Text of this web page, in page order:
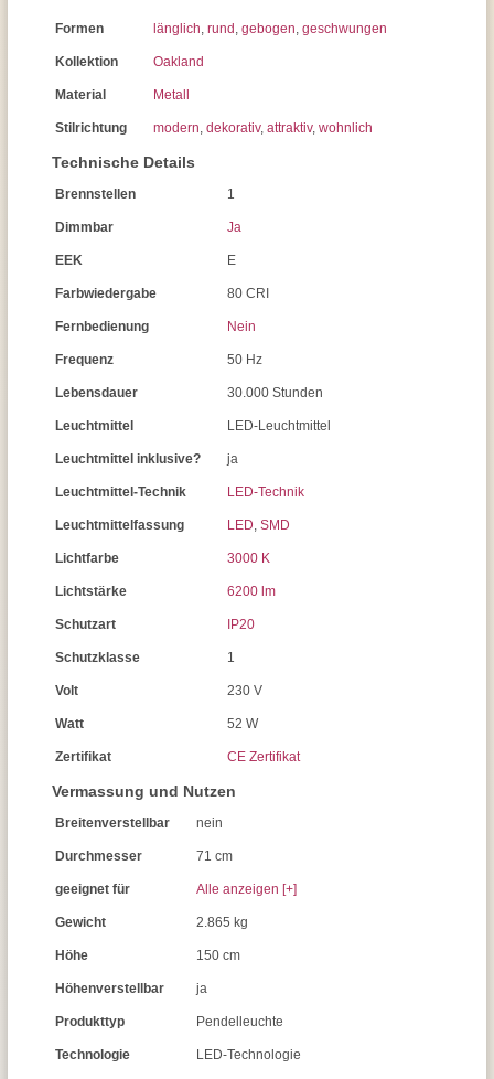
Formen länglich, rund , gebogen, geschwungen
Kollektion Oakland
Material Metall
Stilrichtung modern, dekorativ, attraktiv, wohnlich
Technische Details
Brennstellen 1
Dimmbar Ja
EEK E
Farbwiedergabe 80 CRI
Fernbedienung Nein
Frequenz 50 Hz
Lebensdauer 30.000 Stunden
Leuchtmittel LED-Leuchtmittel
Leuchtmittel inklusive? ja
Leuchtmittel-Technik LED-Technik
Leuchtmittelfassung LED, SMD
Lichtfarbe 3000 K
Lichtstärke 6200 lm
Schutzart IP20
Schutzklasse 1
Volt 230 V
Watt 52 W
Zertifikat CE Zertifikat
Vermassung und Nutzen
Breitenverstellbar nein
Durchmesser 71 cm
geeignet für Alle anzeigen [+]
Gewicht 2.865 kg
Höhe 150 cm
Höhenverstellbar ja
Produkttyp Pendelleuchte
Technologie LED-Technologie